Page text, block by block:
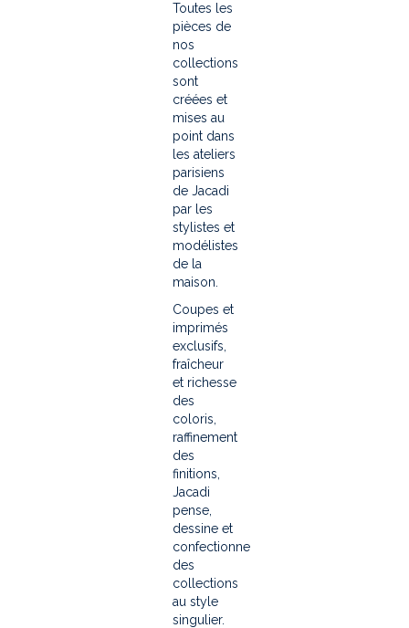
Toutes les
pièces de
nos
collections
sont
créées et
mises au
point dans
les ateliers
parisiens
de Jacadi
par les
stylistes et
modélistes
de la
maison.
Coupes et
imprimés
exclusifs,
fraîcheur
et richesse
des
coloris,
raffinement
des
finitions,
Jacadi
pense,
dessine et
confectionne
des
collections
au style
singulier.